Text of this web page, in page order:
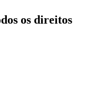
os direitos